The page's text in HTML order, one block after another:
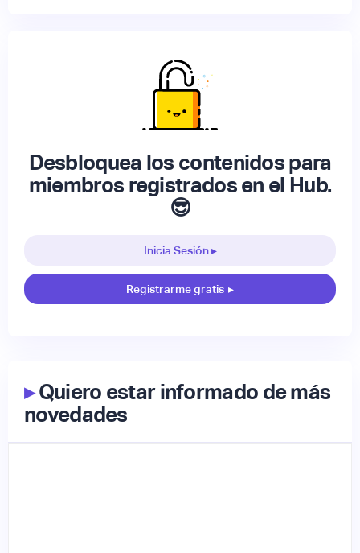
Desbloquea los contenidos para
miembros registrados en el Hub.
😎
Inicia Sesión ▸
Registrarme gratis ▸
▸Quiero estar informado de más
novedades